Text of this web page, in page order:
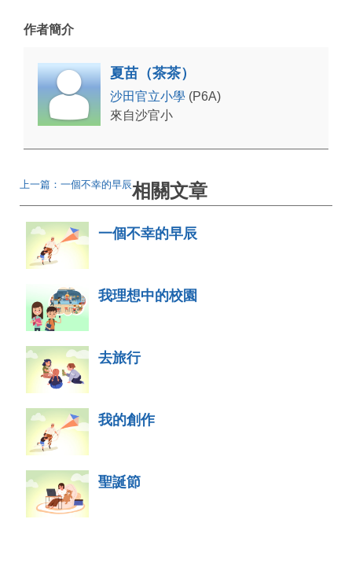
作者簡介
夏苗（茶茶）
沙田官立小學 (P6A)
來自沙官小
上一篇：一個不幸的早辰相關文章
一個不幸的早辰
我理想中的校園
去旅行
我的創作
聖誕節